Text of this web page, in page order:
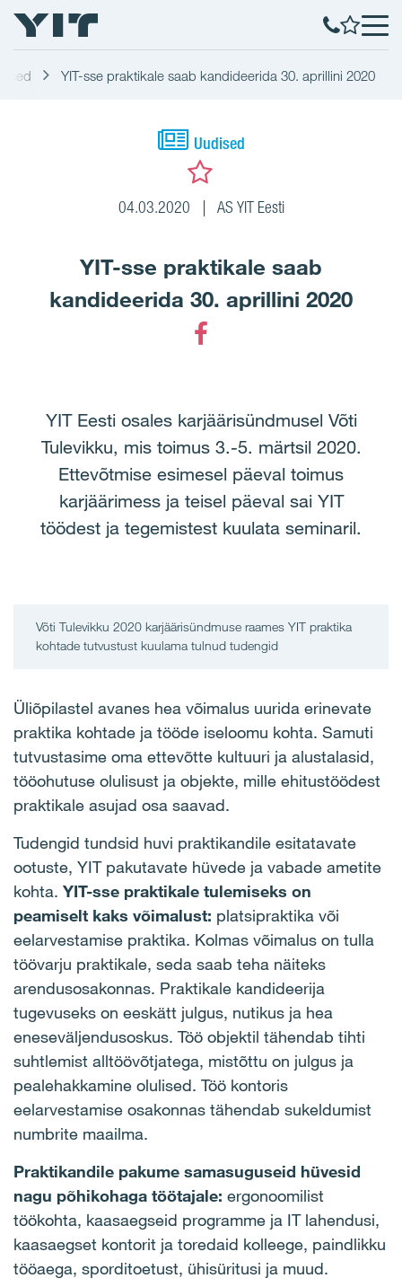
YIT-sse praktikale saab kandideerida 30. aprillini 2020
Uudised
04.03.2020 AS YIT Eesti
YIT-sse praktikale saab
kandideerida 30. aprillini 2020
YIT Eesti osales karjäärisündmusel Võti
Tulevikku, mis toimus 3.-5. märtsil 2020.
Ettevõtmise esimesel päeval toimus
karjäärimess ja teisel päeval sai YIT
töödest ja tegemistest kuulata seminaril.
Võti Tulevikku 2020 karjäärisündmuse raames YIT praktika
kohtade tutvustust kuulama tulnud tudengid
Üliõpilastel avanes hea võimalus uurida erinevate
praktika kohtade ja tööde iseloomu kohta. Samuti
tutvustasime oma ettevõtte kultuuri ja alustalasid,
tööohutuse olulisust ja objekte, mille ehitustöödest
praktikale asujad osa saavad.
Tudengid tundsid huvi praktikandile esitatavate
ootuste, YIT pakutavate hüvede ja vabade ametite
kohta. YIT-sse praktikale tulemiseks on
peamiselt kaks võimalust: platsipraktika või
eelarvestamise praktika. Kolmas võimalus on tulla
töövarju praktikale, seda saab teha näiteks
arendusosakonnas. Praktikale kandideerija
tugevuseks on eeskätt julgus, nutikus ja hea
eneseväljendusoskus. Töö objektil tähendab tihti
suhtlemist alltöövõtjatega, mistõttu on julgus ja
pealehakkamine olulised. Töö kontoris
eelarvestamise osakonnas tähendab sukeldumist
numbrite maailma.
Praktikandile pakume samasuguseid hüvesid
nagu põhikohaga töötajale: ergonoomilist
töökohta, kaasaegseid programme ja IT lahendusi,
kaasaegset kontorit ja toredaid kolleege, paindlikku
tööaega, sporditoetust, ühisüritusi ja muud.